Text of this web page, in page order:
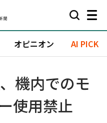
オピニオン AI PICK
機内でのモ
使用禁止